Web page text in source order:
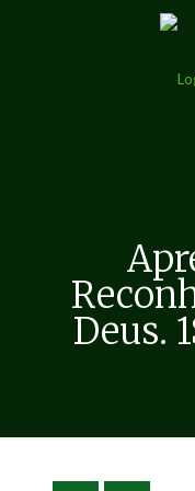
Deus.